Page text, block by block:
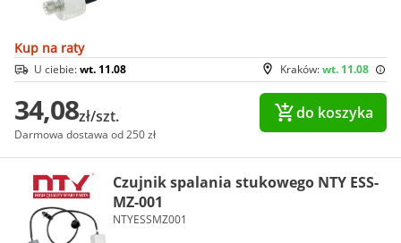
Kup na raty
Kraków:wt. 11.08
U ciebie:wt. 11.08
34,08zł/szt.
Darmowa dostawa od 250 zł
do koszyka
Czujnik spalania stukowego NTY ESS-
MZ-001
NTYESSMZ001